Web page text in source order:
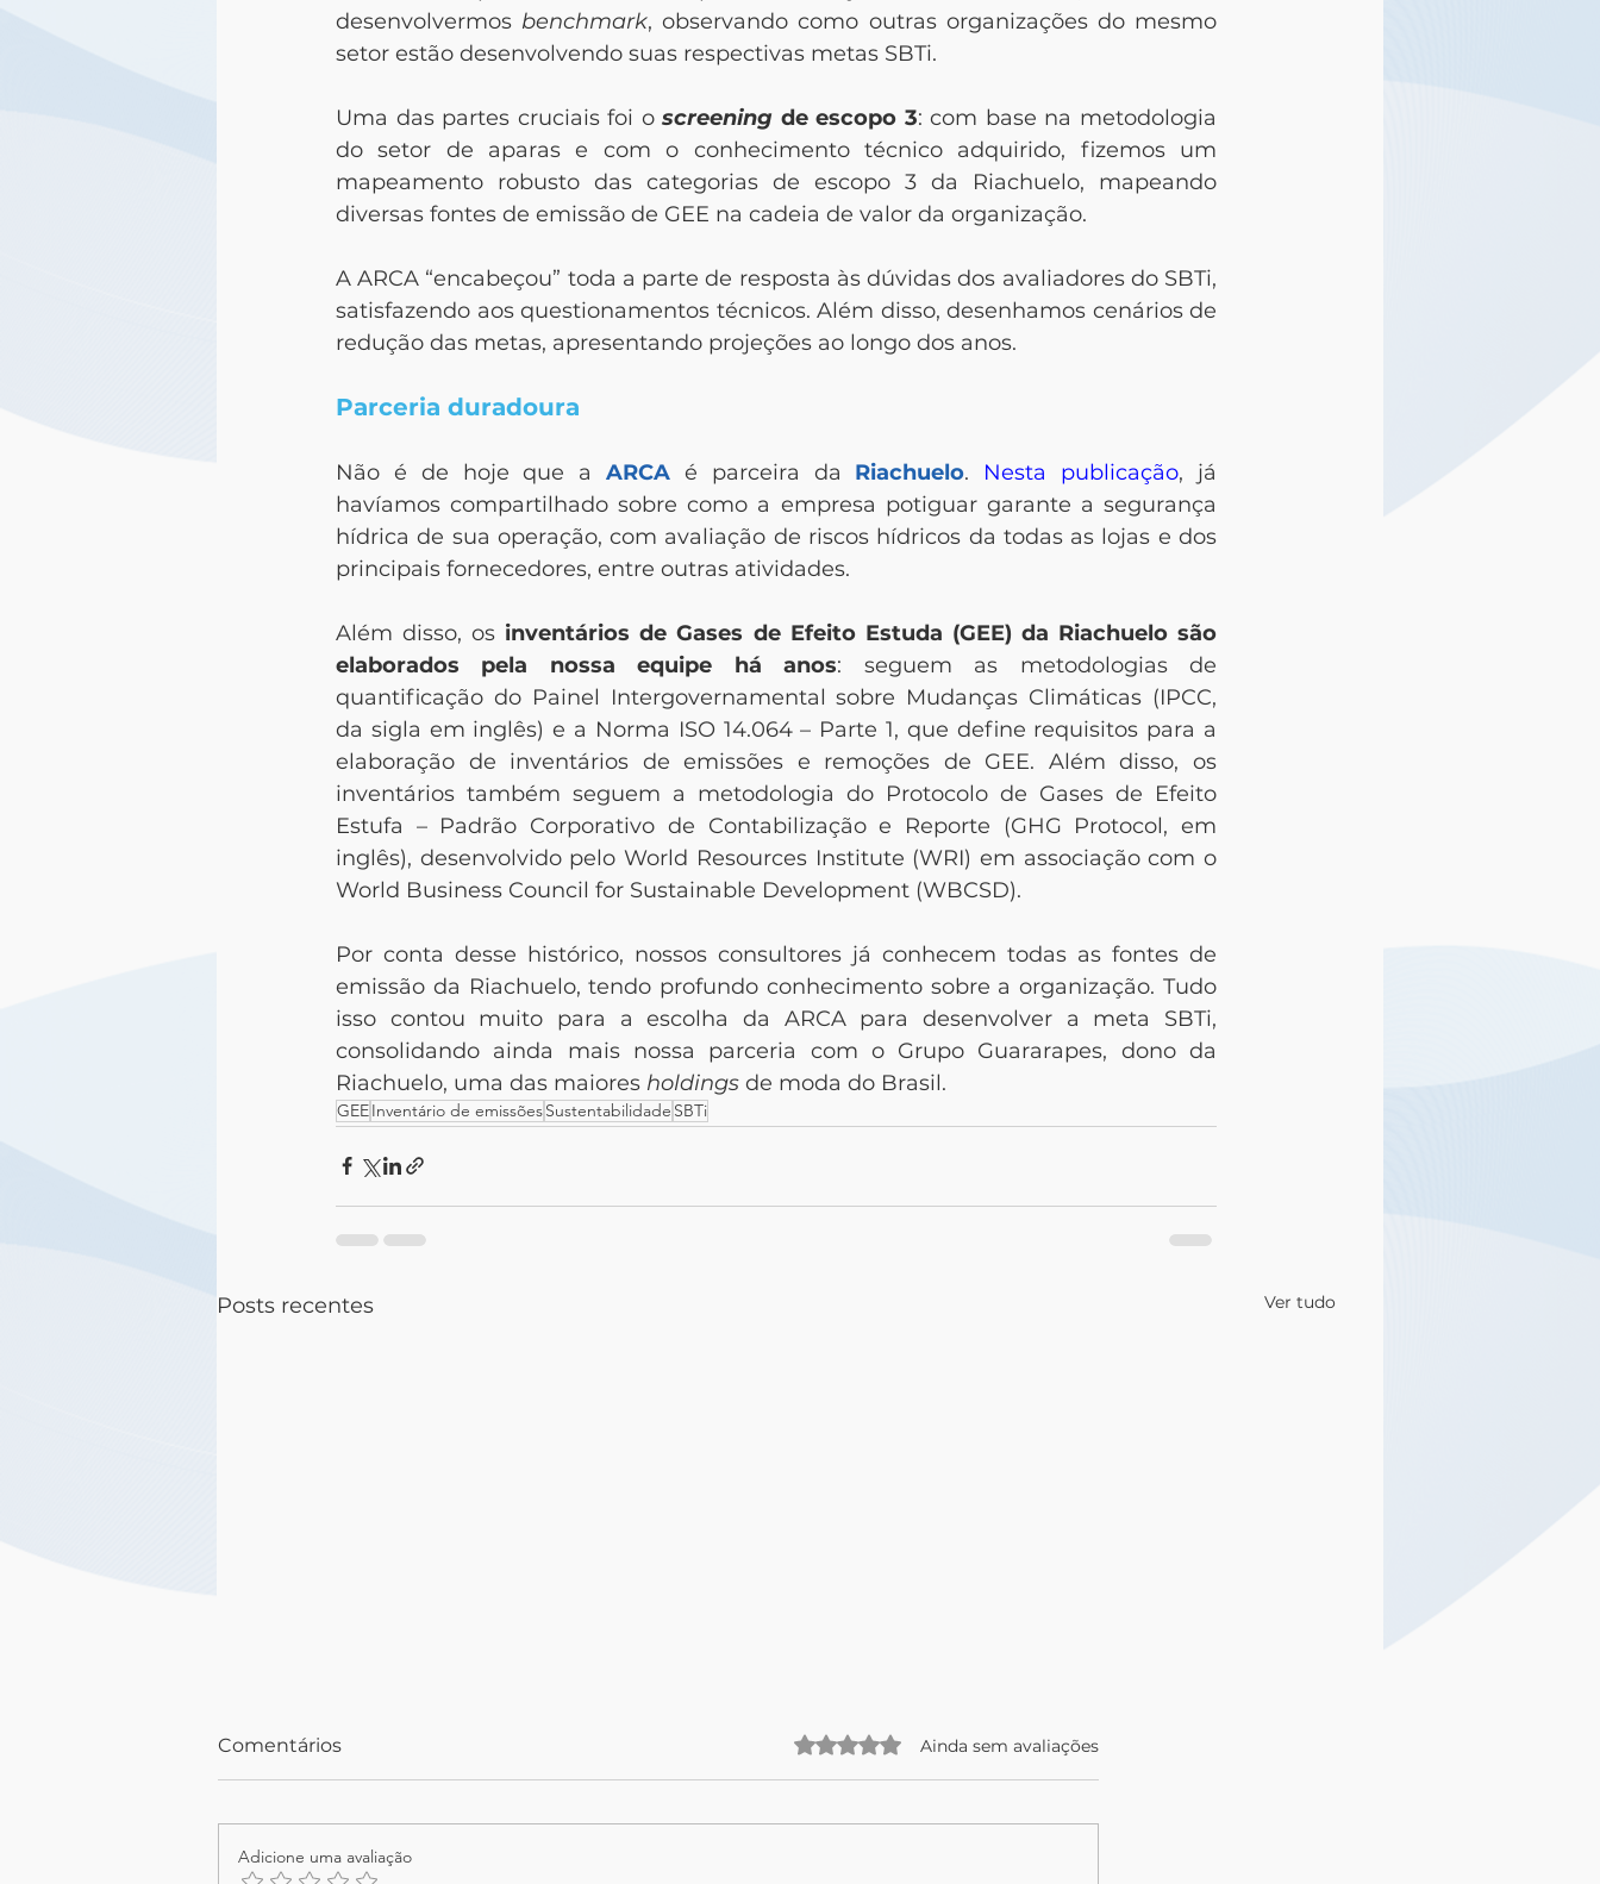
desenvolvermos benchmark, observando como outras organizações do mesmo
setor estão desenvolvendo suas respectivas metas SBTi.
Uma das partes cruciais foi o screening de escopo 3: com base na metodologia
do setor de aparas e com o conhecimento técnico adquirido, fizemos um
mapeamento robusto das categorias de escopo 3 da Riachuelo, mapeando
diversas fontes de emissão de GEE na cadeia de valor da organização.
A ARCA “encabeçou” toda a parte de resposta às dúvidas dos avaliadores do SBTi,
satisfazendo aos questionamentos técnicos. Além disso, desenhamos cenários de
redução das metas, apresentando projeções ao longo dos anos.
Parceria duradoura
Não é de hoje que a ARCA é parceira da Riachuelo. Nesta publicação, já
havíamos compartilhado sobre como a empresa potiguar garante a segurança
hídrica de sua operação, com avaliação de riscos hídricos da todas as lojas e dos
principais fornecedores, entre outras atividades.
Além disso, os inventários de Gases de Efeito Estuda (GEE) da Riachuelo são
elaborados pela nossa equipe há anos: seguem as metodologias de
quantificação do Painel Intergovernamental sobre Mudanças Climáticas (IPCC,
da sigla em inglês) e a Norma ISO 14.064 – Parte 1, que define requisitos para a
elaboração de inventários de emissões e remoções de GEE. Além disso, os
inventários também seguem a metodologia do Protocolo de Gases de Efeito
Estufa – Padrão Corporativo de Contabilização e Reporte (GHG Protocol, em
inglês), desenvolvido pelo World Resources Institute (WRI) em associação com o
World Business Council for Sustainable Development (WBCSD).
Por conta desse histórico, nossos consultores já conhecem todas as fontes de
emissão da Riachuelo, tendo profundo conhecimento sobre a organização. Tudo
isso contou muito para a escolha da ARCA para desenvolver a meta SBTi,
consolidando ainda mais nossa parceria com o Grupo Guararapes, dono da
Riachuelo, uma das maiores holdings de moda do Brasil.
GEEInventário de emissõesSustentabilidade SBTi
Posts recentes Ver tudo
Comentários Avaliado com 0 de 5 estrelas.
Ainda sem avaliações
Adicione uma avaliação